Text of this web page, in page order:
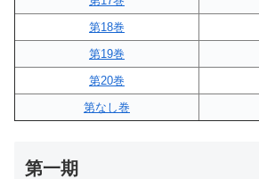
第18巻
第19巻
第20巻
第なし巻
第一期